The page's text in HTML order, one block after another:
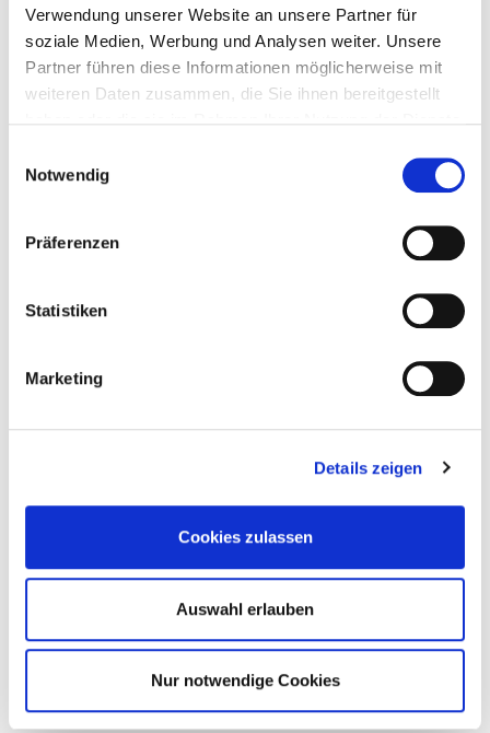
Verwendung unserer Website an unsere Partner für
soziale Medien, Werbung und Analysen weiter. Unsere
Partner führen diese Informationen möglicherweise mit
weiteren Daten zusammen, die Sie ihnen bereitgestellt
Notwendig
Präferenzen
Statistiken
Marketing
Details zeigen
Cookies zulassen
Auswahl erlauben
Nur notwendige Cookies
kurz gelüftet wird, kühlen Möbel und Wände nicht
übermäßig aus.
an kalten, trockenen Tagen
bei Frost
Bedingungen rasch ändern und die
an warmen, feuchten Tagen
, z. B. mit dauerhaft gekippten Fenstern,
ist nur unter ganz bestimmten Bedingungen sinnvoll.